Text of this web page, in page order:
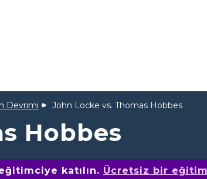
Devrimi John Locke vs. Thomas Hobbes
Hobbes
katılın. Ücretsiz bir